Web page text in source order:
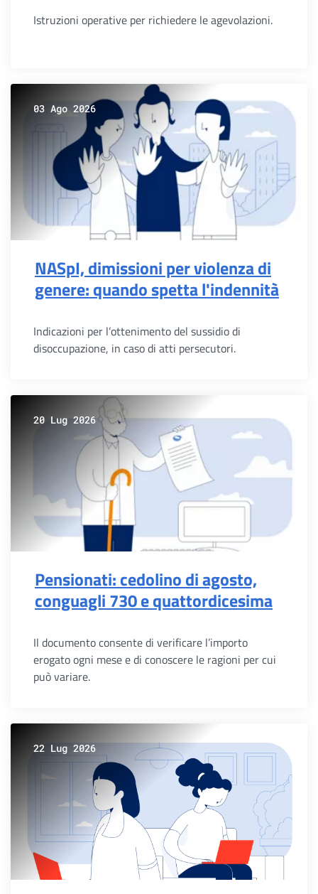
Istruzioni operative per richiedere le agevolazioni.
03 Ago 2026
NASpI, dimissioni per violenza di
genere: quando spetta l'indennità
Indicazioni per l’ottenimento del sussidio di
disoccupazione, in caso di atti persecutori.
20 Lug 2026
Pensionati: cedolino di agosto,
conguagli 730 e quattordicesima
Il documento consente di verificare l’importo
erogato ogni mese e di conoscere le ragioni per cui
può variare.
22 Lug 2026